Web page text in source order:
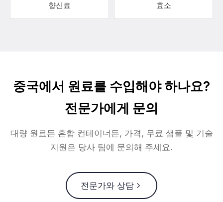
향신료 효소
중국에서 원료를 수입해야 하나요?
전문가에게 문의
대량 원료든 혼합 컨테이너든, 가격, 무료 샘플 및 기술
지원은 당사 팀에 문의해 주세요.
전문가와 상담